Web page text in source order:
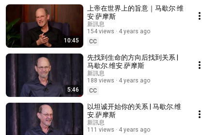
10:45
上帝在世界上的旨意｜马歇尔·维
安·萨摩斯
新訊息
154 views
4 years ago
CC
5:46
先找到生命的方向后找到关系 |
马歇尔.维安.萨摩斯
新訊息
188 views
4 years ago
CC
以坦诚开始你的关系 | 马歇尔.维
安.萨摩斯
新訊息
111 views
4 years ago